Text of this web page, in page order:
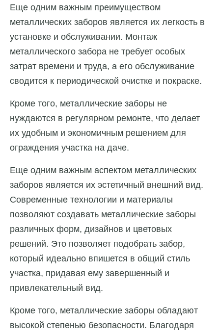
Еще одним важным преимуществом
металлических заборов является их легкость в
установке и обслуживании. Монтаж
металлического забора не требует особых
затрат времени и труда, а его обслуживание
сводится к периодической очистке и покраске.
Кроме того, металлические заборы не
нуждаются в регулярном ремонте, что делает
их удобным и экономичным решением для
ограждения участка на даче.
Еще одним важным аспектом металлических
заборов является их эстетичный внешний вид.
Современные технологии и материалы
позволяют создавать металлические заборы
различных форм, дизайнов и цветовых
решений. Это позволяет подобрать забор,
который идеально впишется в общий стиль
участка, придавая ему завершенный и
привлекательный вид.
Кроме того, металлические заборы обладают
высокой степенью безопасности. Благодаря